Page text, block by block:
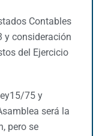
Contables
y consideración
del Ejercicio
75 y
será la
pero se